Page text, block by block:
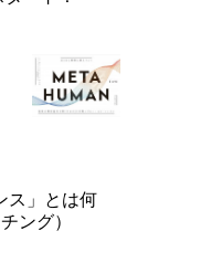
ス」とは何
ング）